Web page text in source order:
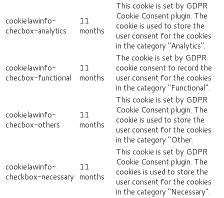
cookielawinfo-
checbox-analytics
11
months
This cookie is set by GDPR
Cookie Consent plugin. The
cookie is used to store the
user consent for the cookies
in the category "Analytics".
cookielawinfo-
checbox-functional
11
months
The cookie is set by GDPR
cookie consent to record the
user consent for the cookies
in the category "Functional".
cookielawinfo-
checbox-others
11
months
This cookie is set by GDPR
Cookie Consent plugin. The
cookie is used to store the
user consent for the cookies
in the category "Other.
cookielawinfo-
checkbox-necessary
11
months
This cookie is set by GDPR
Cookie Consent plugin. The
cookies is used to store the
user consent for the cookies
in the category "Necessary".